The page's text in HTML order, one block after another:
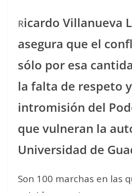
Ricardo Villanueva
asegura que el
sólo por esa
la falta de respeto
intromisión del
que vulneran la
Universidad de
Son 100 marchas en las